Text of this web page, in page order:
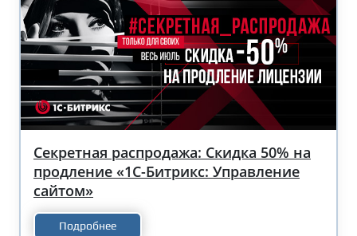
Секретная распродажа: Скидка 50% на
продление «1С-Битрикс: Управление
сайтом»
Подробнее